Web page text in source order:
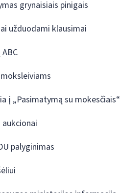
grynaisiais pinigais
užduodami klausimai
į „Pasimatymą su mokesčiais“
palyginimas